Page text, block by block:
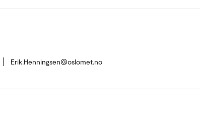
Erik.Henningsen@oslomet.no